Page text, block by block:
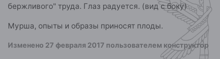
бержливого" труда. Глаз радуется. (вид с боку)
Мурша, опыты и образы приносят плоды.
Изменено 27 февраля 2017 пользователем конструктор